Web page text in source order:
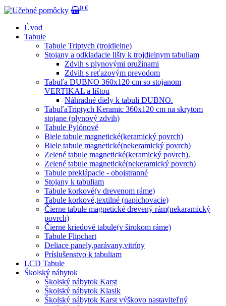
0 €
Úvod
Tabule
Tabule Triptych (trojdielne)
Stojany a odkladacie lišty k trojdielnym tabuliam
Zdvih s plynovými pružinami
Zdvih s reťazovým prevodom
Tabuľa DUBNO 360x120 cm so stojanom
VERTIKAL a lištou
Náhradné diely k tabuli DUBNO.
TabuľaTriptych Keramic 360x120 cm na skrytom
stojane (plynový zdvih)
Tabule Pylónové
Biele tabule magnetické(keramický povrch)
Biele tabule magnetické(nekeramický povrch)
Zelené tabule magnetické(keramický povrch).
Zelené tabule magnetické(nekeramický povrch)
Tabule preklápacie - obojstranné
Stojany k tabuliam
Tabule korkové(v drevenom ráme)
Tabule korkové,textilné (napichovacie)
Čierne tabule magnetické drevený rám(nekaramický
povrch)
Čierne kriedové tabule(v širokom ráme)
Tabule Flipchart
Deliace panely,parávany,vitríny
Príslušenstvo k tabuliam
LCD Tabule
Školský nábytok
Školský nábytok Karst
Školský nábytok Klasik
Školský nábytok Karst výškovo nastaviteľný